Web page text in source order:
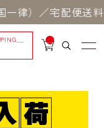
律）／宅配便送
__
IT
_